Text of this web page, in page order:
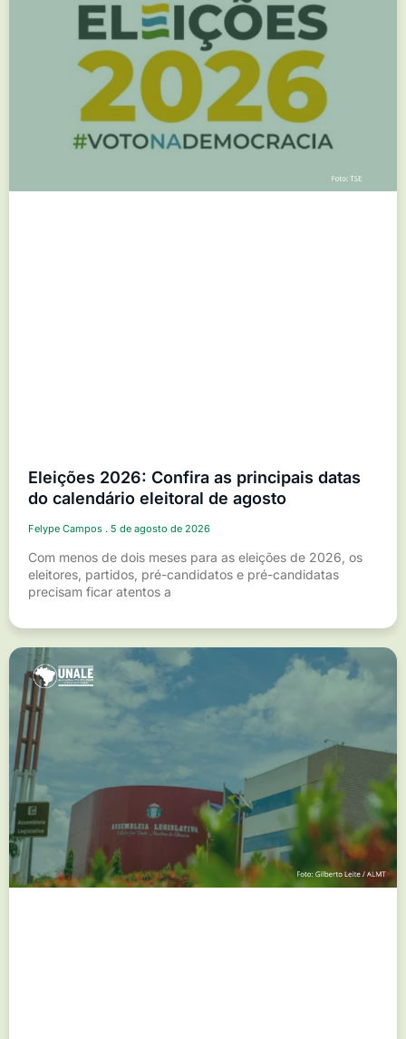
Eleições 2026: Confira as principais datas
do calendário eleitoral de agosto
Felype Campos 5 de agosto de 2026
Com menos de dois meses para as eleições de 2026, os
eleitores, partidos, pré-candidatos e pré-candidatas
precisam ficar atentos a